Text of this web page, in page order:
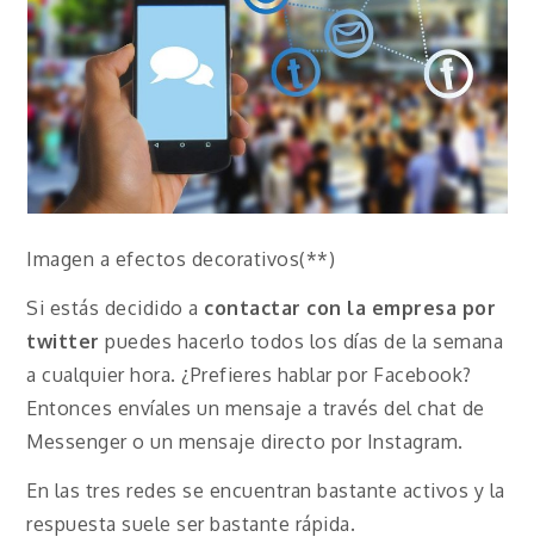
Imagen a efectos decorativos(**)
Si estás decidido a contactar con la empresa por
twitter puedes hacerlo todos los días de la semana
a cualquier hora. ¿Prefieres hablar por Facebook?
Entonces envíales un mensaje a través del chat de
Messenger o un mensaje directo por Instagram.
En las tres redes se encuentran bastante activos y la
respuesta suele ser bastante rápida.